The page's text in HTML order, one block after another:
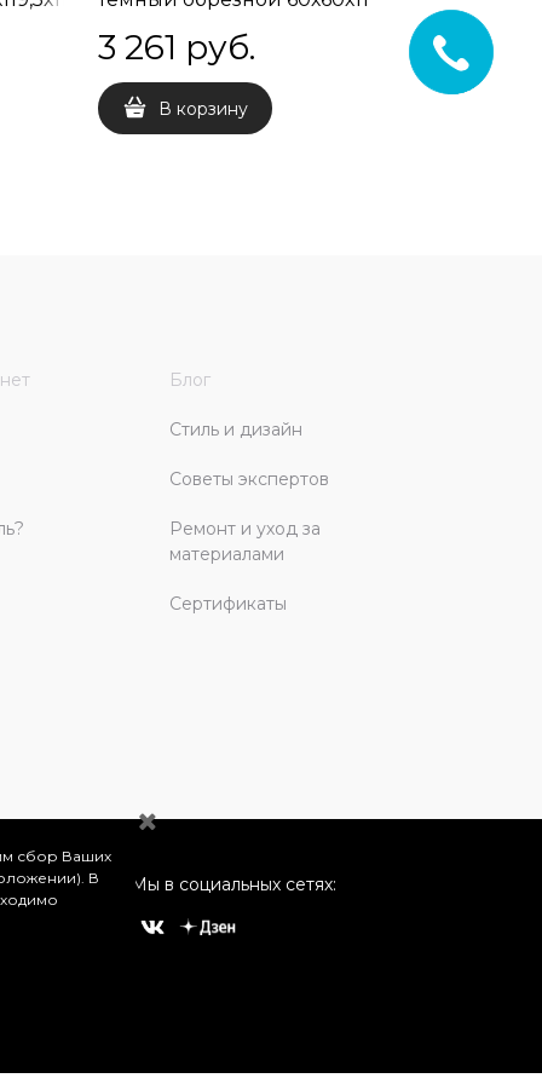
3 261 руб.
В корзину
3 130
Блог
Стиль и дизайн
Советы экспертов
Ремонт и уход за
материалами
Сертификаты
Мы в социальных сетях:
сбор Ваших
В